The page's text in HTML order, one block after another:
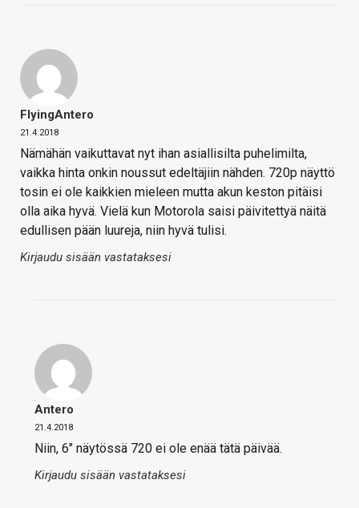
FlyingAntero
21.4.2018
Nämähän vaikuttavat nyt ihan asiallisilta puhelimilta,
vaikka hinta onkin noussut edeltäjiin nähden. 720p näyttö
tosin ei ole kaikkien mieleen mutta akun keston pitäisi
olla aika hyvä. Vielä kun Motorola saisi päivitettyä näitä
edullisen pään luureja, niin hyvä tulisi.
Kirjaudu sisään vastataksesi
Antero
21.4.2018
Niin, 6″ näytössä 720 ei ole enää tätä päivää.
Kirjaudu sisään vastataksesi